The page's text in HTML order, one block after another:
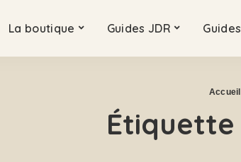
La boutique Guides JDR
Accueil
Étiquette